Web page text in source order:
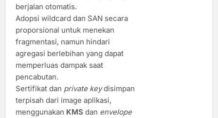
berjalan otomatis.
Adopsi wildcard dan SAN secara
proporsional untuk menekan
fragmentasi, namun hindari
agregasi berlebihan yang dapat
memperluas dampak saat
pencabutan.
Sertifikat dan private keydisimpan
terpisah dari image aplikasi,
menggunakan KMS dan envelope